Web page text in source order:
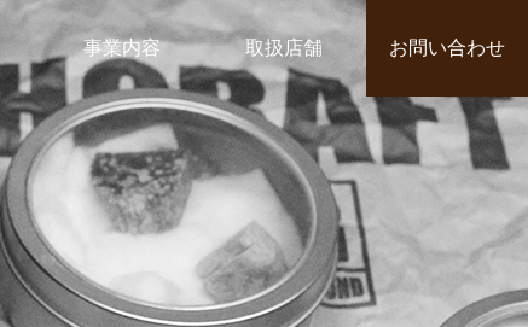
事業内容 取扱店舗 お問い合わせ